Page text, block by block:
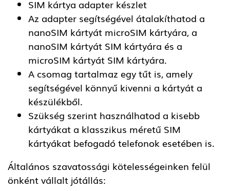
SIM kártya adapter készlet
Az adapter segítségével átalakíthatod a
nanoSIM kártyát microSIM kártyára, a
nanoSIM kártyát SIM kártyára és a
microSIM kártyát SIM kártyára.
A csomag tartalmaz egy tűt is, amely
segítségével könnyű kivenni a kártyát a
készülékből.
Szükség szerint használhatod a kisebb
kártyákat a klasszikus méretű SIM
kártyákat befogadó telefonok esetében is.
Általános szavatossági kötelességeinken felül
önként vállalt jótállás: